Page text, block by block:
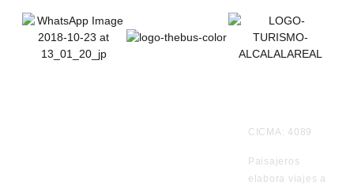
CICMA: 4089
Paisajeros
elabora viajes a